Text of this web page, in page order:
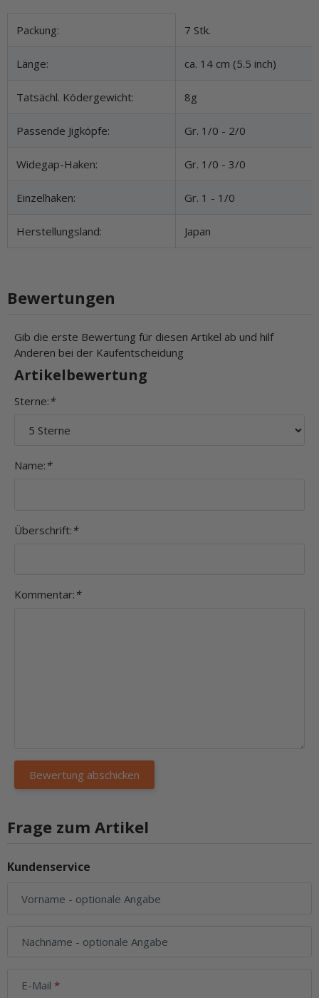
Produkteigenschaft
Wert
Packung: 7 Stk.
Länge: ca. 14 cm (5.5 inch)
Tatsächl. Ködergewicht: 8g
Passende Jigköpfe: Gr. 1/0 - 2/0
Widegap-Haken: Gr. 1/0 - 3/0
Einzelhaken: Gr. 1 - 1/0
Herstellungsland: Japan
Bewertungen
Gib die erste Bewertung für diesen Artikel ab und hilf
Anderen bei der Kaufentscheidung
Artikelbewertung
Sterne: *
Name: *
Überschrift: *
Kommentar: *
Frage zum Artikel
Kundenservice
Vorname - optionale Angabe
Nachname - optionale Angabe
E-Mail